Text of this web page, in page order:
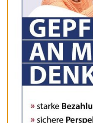
Anmeldebogen
PDF (143 KB)
PDF (143 KB)